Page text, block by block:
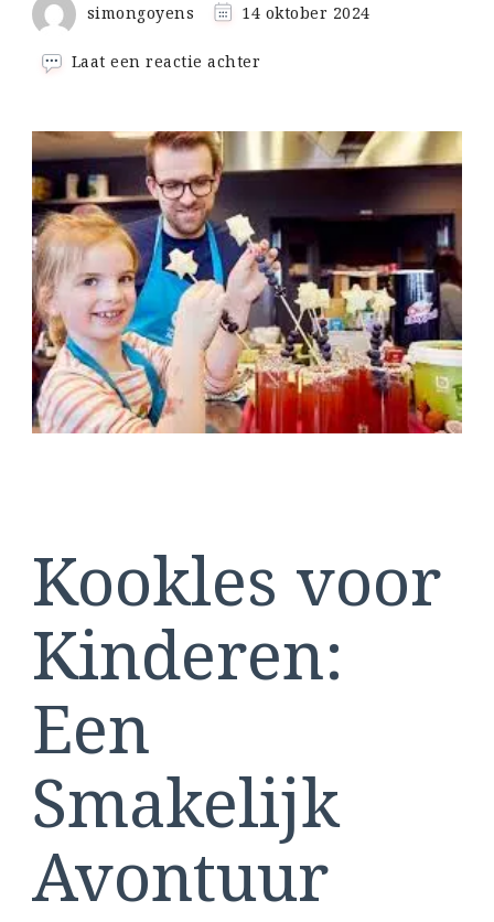
simongoyens 14 oktober 2024
Laat een reactie achter
Kinderen:
Ontdek
de
van
Koken!
Kookles voor
Kinderen:
Een
Smakelijk
Avontuur